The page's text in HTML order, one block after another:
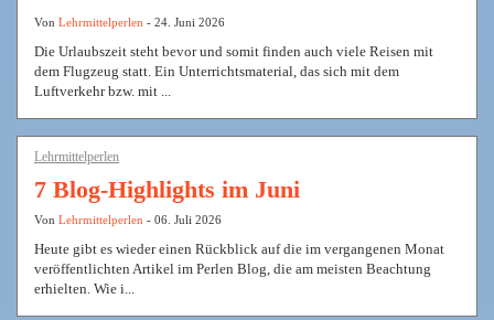
Von Lehrmittelperlen - 24. Juni 2026
Die Urlaubszeit steht bevor und somit finden auch viele Reisen mit
dem Flugzeug statt. Ein Unterrichtsmaterial, das sich mit dem
Luftverkehr bzw. mit ...
Lehrmittelperlen
7 Blog-Highlights im Juni
Von Lehrmittelperlen - 06. Juli 2026
Heute gibt es wieder einen Rückblick auf die im vergangenen Monat
veröffentlichten Artikel im Perlen Blog, die am meisten Beachtung
erhielten. Wie i...